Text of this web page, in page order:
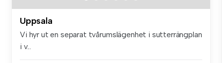
Uppsala
Vi hyr ut en separat tvårumslägenhet i sutterrängplan
i v...